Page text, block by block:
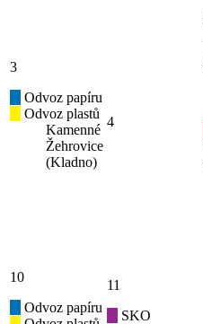
3
Odvoz papíru
Odvoz plastů
Kamenné
Žehrovice
(Kladno)
4
10
Odvoz papíru
11
SKO